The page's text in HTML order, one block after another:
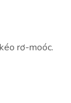
rơ-moóc.